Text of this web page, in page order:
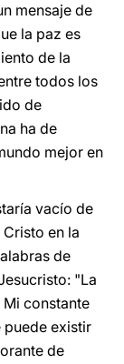
mensaje de
la paz es
de la
todos los
de
ha de
mejor en
vacío de
en la
de
"La
Mi constante
puede existir
de